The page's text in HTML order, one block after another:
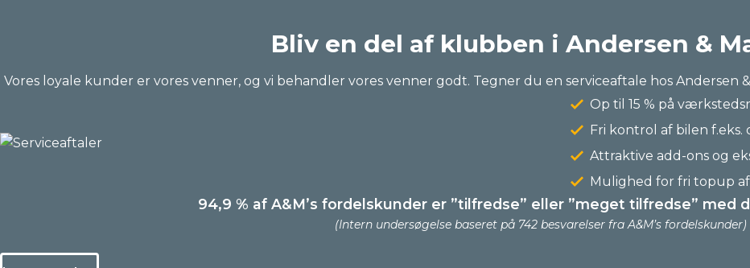
Bliv en del af klubben i Andersen &
Vores loyale kunder er vores venner, og vi behandler vores venner godt. Tegner du en serviceaftale hos
Op til 15 % på
Fri kontrol af bilen f.eks.
Attraktive add-ons og
Mulighed for fri topup
94,9 % af A&M’s fordelskunder er ”tilfredse” eller ”meget tilfredse” med
(Intern undersøgelse baseret på 742 besvarelser fra A&M’s fordelskunder)